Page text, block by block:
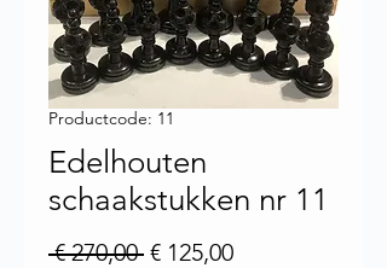
Productcode: 11
Edelhouten
schaakstukken nr 11
€ 270,00 Normale prijs
€ 125,00Verkoopprijs